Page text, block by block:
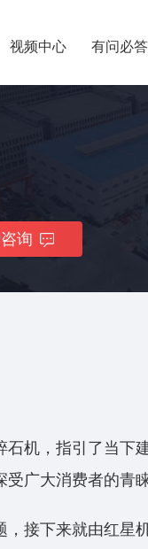
视频中心 有问必答
询
石机，指引了当下
受广大消费者的青
，接下来就由红星